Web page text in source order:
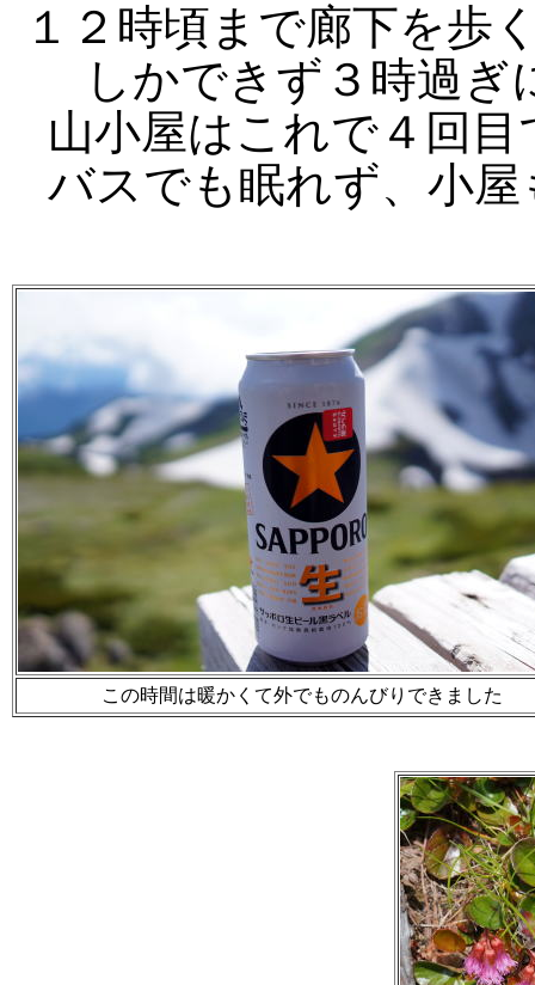
１２時頃まで廊下を歩
しかできず３時過
山小屋はこれで４回
バスでも眠れず、小
この時間は暖かくて外でものんびりできました